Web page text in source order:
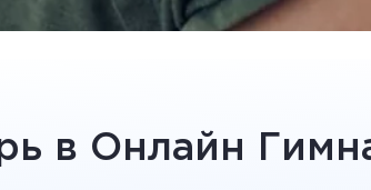
в Онлайн